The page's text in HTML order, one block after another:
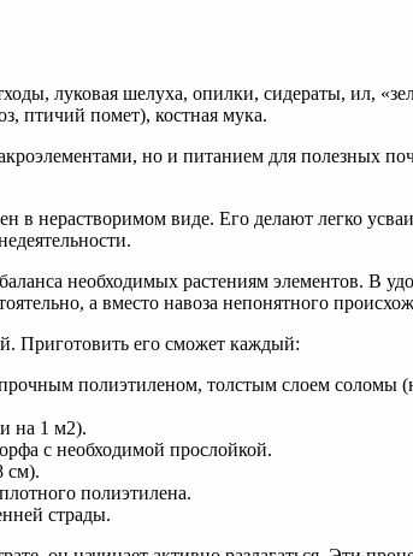
луковая шелуха, опилки, сидераты, ил,
птичий помет), костная мука.
но и питанием для полезных
в нерастворимом виде. Его делают легко
необходимых растениям элементов. В
а вместо навоза непонятного
Приготовить его сможет каждый:
полиэтиленом, толстым слоем соломы
на 1 м2).
с необходимой прослойкой.
см).
полиэтилена.
страды.